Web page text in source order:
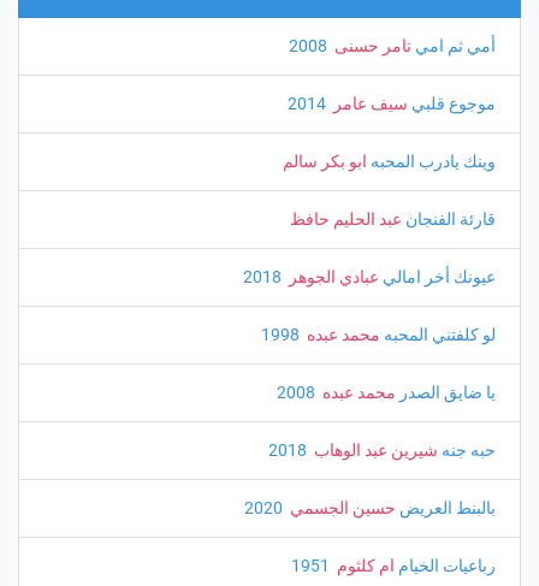
أمي ثم امي تامر حسنى
موجوع قلبي سيف عامر
وينك يادرب المحبه ابو بكر سالم
قارئة الفنجان عبد الحليم حافظ
عيونك أخر امالي عبادي الجوهر
لو كلفتني المحبه محمد عبده
يا ضايق الصدر محمد عبده
حبه جنه شيرين عبد الوهاب
بالبنط العريض حسين الجسمي
رباعيات الخيام ام كلثوم